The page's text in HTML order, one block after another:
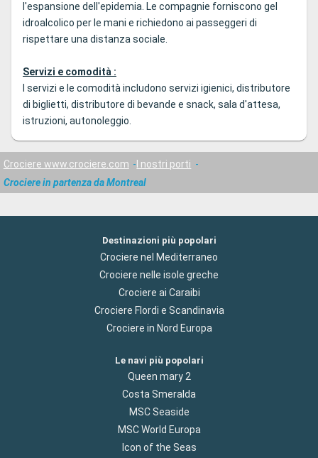
l'espansione dell'epidemia. Le compagnie forniscono gel
idroalcolico per le mani e richiedono ai passeggeri di
rispettare una distanza sociale.
Servizi e comodità :
I servizi e le comodità includono servizi igienici, distributore
di biglietti, distributore di bevande e snack, sala d'attesa,
istruzioni, autonoleggio.
Crociere www.crociere.com
I nostri porti
Crociere in partenza da Montreal
Destinazioni più popolari
Crociere nel Mediterraneo
Crociere nelle isole greche
Crociere ai Caraibi
Crociere Flordi e Scandinavia
Crociere in Nord Europa
Le navi più popolari
Queen mary 2
Costa Smeralda
MSC Seaside
MSC World Europa
Icon of the Seas